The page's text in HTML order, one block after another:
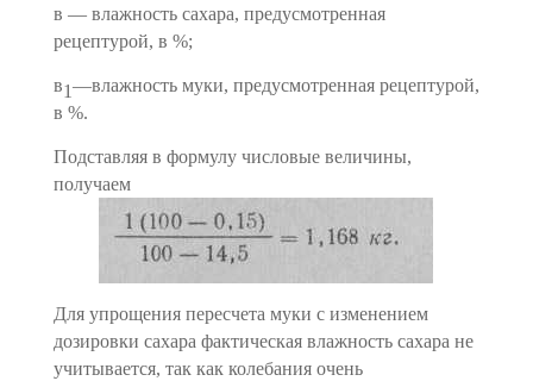
в — влажность сахара, предусмотренная
рецептурой, в %;
в1—влажность муки, предусмотренная рецептурой,
в %.
Подставляя в формулу числовые величины,
получаем
Для упрощения пересчета муки с изменением
дозировки саха­ра фактическая влажность сахара не
учитывается, так как коле­бания очень